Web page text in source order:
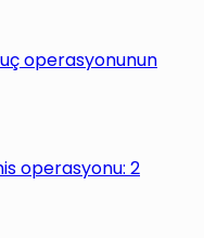
operasyonunun
operasyonu: 2